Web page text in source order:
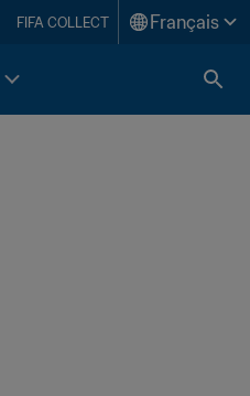
FIFA COLLECT Français